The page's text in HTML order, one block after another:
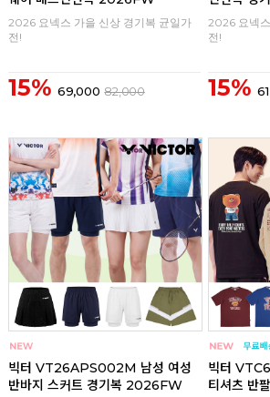
2026 요넥스 가을 신상 경기복 균일가
전!
15% 69,000 82,000
2026 요넥
전!
15%
빅터 VT26APS002M 남성 여성
반바지 스커트 경기복 2026FW
빅터
티셔츠 반